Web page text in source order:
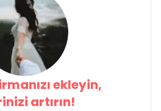
ekleyin,
artırın!